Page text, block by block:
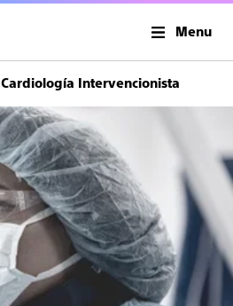
Menu
Cardiología Intervencionista